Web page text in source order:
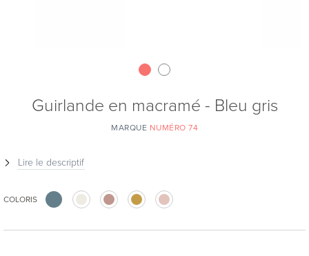
Guirlande en macramé - Bleu gris
MARQUE NUMÉRO 74
Lire le descriptif
COLORIS